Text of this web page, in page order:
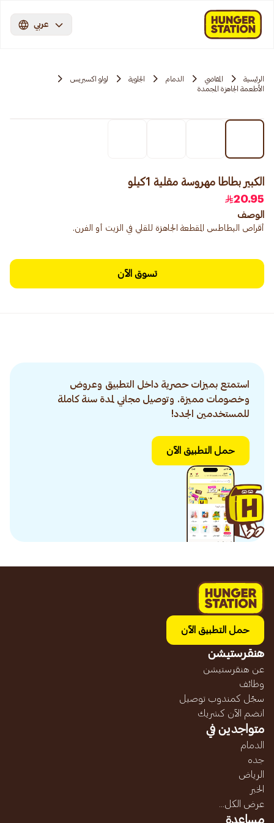
عربي
الرئيسية المقاضي الدمام الجلوية
لولو اكسبريس
الأطعمة الجاهزة المجمدة
الكبير بطاطا مهروسة مقلية 1كيلو
20.95
الوصف
أقراص البطاطس المقطعة الجاهزة للقلي في الزيت أو الفرن.
تسوق الآن
استمتع بميزات حصرية داخل التطبيق وعروض
وخصومات مميزة. وتوصيل مجاني لمدة سنة كاملة
للمستخدمين الجدد!
حمل التطبيق الآن
حمل التطبيق الآن
هنقرستيشن
عن هنقرستيشن
وظائف
سجّل كمندوب توصيل
انضم الآن كشريك
متواجدين في
الدمام
جده
الرياض
الخبر
عرض الكل...
مساعدة